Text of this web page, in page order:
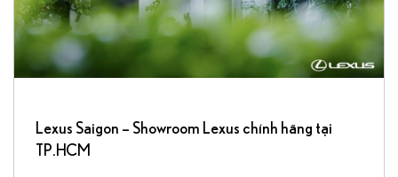
Lexus Saigon – Showroom Lexus chính hãng tại
TP.HCM